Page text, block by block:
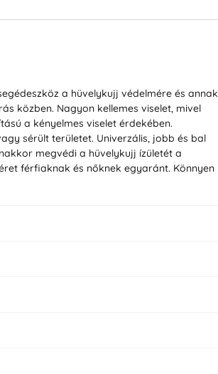
a hüvelykujj védelmére és annak
közben. Nagyon kellemes viselet, mivel
a kényelmes viselet érdekében.
sérült területet. Univerzális, jobb és bal
megvédi a hüvelykujj ízületét a
férfiaknak és nőknek egyaránt. Könnyen